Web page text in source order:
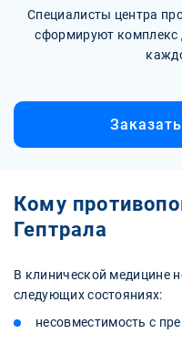
Специалисты центра
сформируют комплекс
Кому
Гептрала
В клинической медицине
следующих состояниях:
несовместимость с